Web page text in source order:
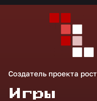
Создатель проекта
Игры